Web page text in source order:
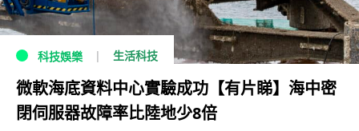
科技娛樂 生活科技
微軟海底資料中心實驗成功【有片睇】海中密
閉伺服器故障率比陸地少8倍